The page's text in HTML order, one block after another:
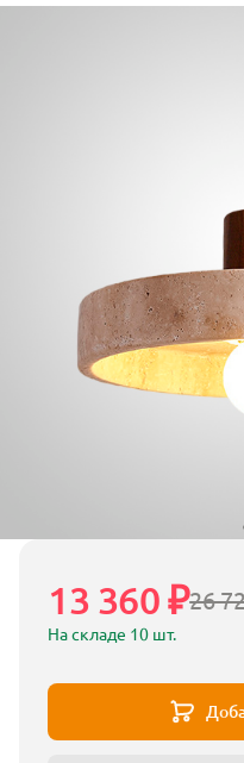
26
13 360 ₽
На складе 10 шт.